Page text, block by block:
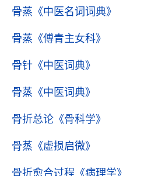
骨蒸 《中医名词词典》
骨蒸 《傅青主女科》
骨针 《中医词典》
骨蒸 《中医词典》
骨折总论 《骨科学》
骨蒸 《虚损启微》
骨折愈合过程 《病理学》